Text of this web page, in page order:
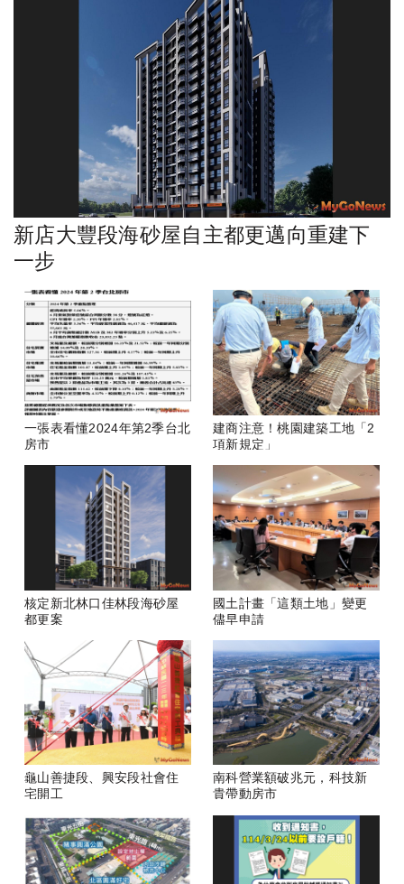
新店大豐段海砂屋自主都更邁向重建下
一步
一張表看懂2024年第2季台北
房市
建商注意！桃園建築工地「2
項新規定」
核定新北林口佳林段海砂屋
都更案
國土計畫「這類土地」變更
儘早申請
龜山善捷段、興安段社會住
宅開工
南科營業額破兆元，科技新
貴帶動房市